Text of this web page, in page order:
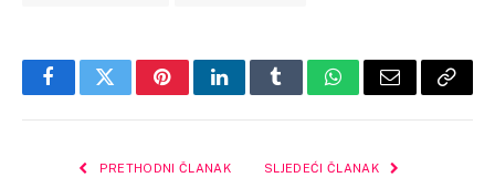
FacebookTwitterPinterestLinkedInTumblrWhatsApp
Email Copy
PRETHODNI ČLANAK SLJEDEĆI ČLANAK